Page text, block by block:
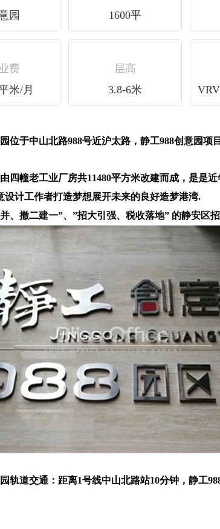
园
1600平
费
米/月
层高
3.8-6米
位于中山北路988号近沪太路，静工988创意园
四幢老工业厂房共11480平方米改建而成，是是
设计工作者打造梦想展开未来的良好造梦港湾.
、撤二建一”、”招大引强、税收落地” 的静安区招
轨道交通：距离1号线中山北路站10分钟，静工